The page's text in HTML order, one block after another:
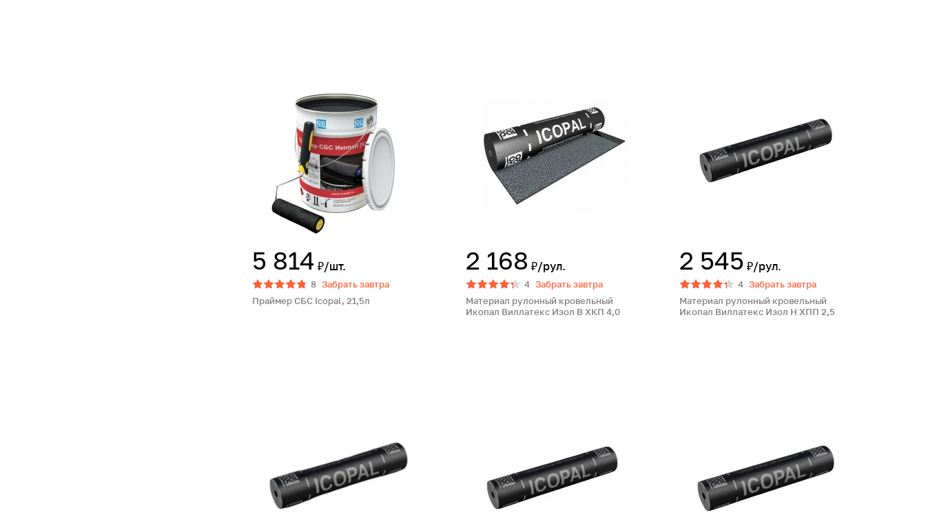
5 814 ₽/шт.
8 Забрать завтра
Праймер СБС Icopal, 21,5л
2 168 ₽/рул.
4 Забрать завтра
Материал рулонный кровельный
Икопал Виллатекс Изол В ХКП 4,0
2 545 ₽/рул.
4 Забрать завтра
Материал рулонный кровельный
Икопал Виллатекс Изол Н ХПП 2,5